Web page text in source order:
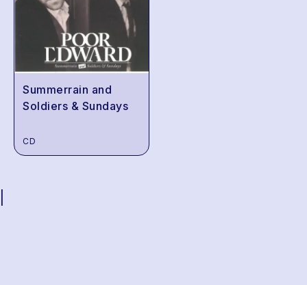
Summerrain and
Soldiers & Sundays
CD